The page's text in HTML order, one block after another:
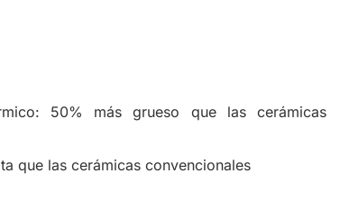
50% más grueso que las cerámicas
que las cerámicas convencionales